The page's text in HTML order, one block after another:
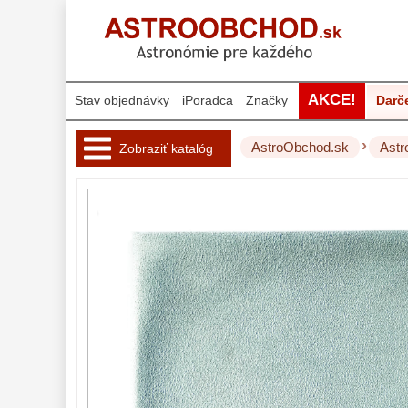
Stav objednávky iPoradca Značky AKCE!
Zobraziť katalóg
Okuláre 454
181
Astro
príslušenstvo
175
Redukcia 1,25" a
17
Okulárové výťahy a
AstroObchod.sk ›